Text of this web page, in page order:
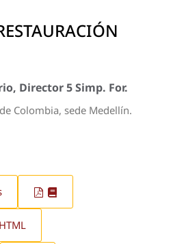
Director 5 Simp. For.
Colombia, sede Medellín.